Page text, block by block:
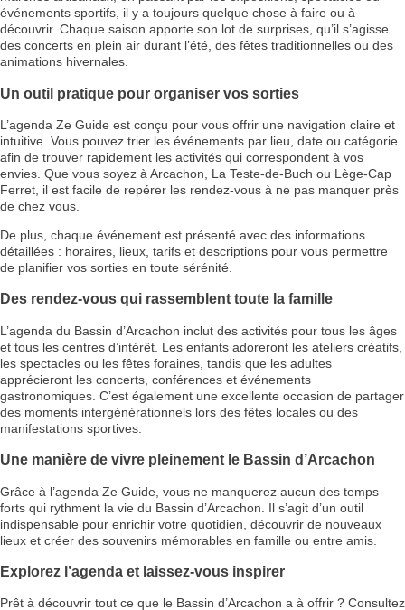
événements sportifs, il y a toujours quelque chose à faire ou à
découvrir. Chaque saison apporte son lot de surprises, qu’il s’agisse
des concerts en plein air durant l’été, des fêtes traditionnelles ou des
animations hivernales.
Un outil pratique pour organiser vos sorties
L’agenda Ze Guide est conçu pour vous offrir une navigation claire et
intuitive. Vous pouvez trier les événements par lieu, date ou catégorie
afin de trouver rapidement les activités qui correspondent à vos
envies. Que vous soyez à Arcachon, La Teste-de-Buch ou Lège-Cap
Ferret, il est facile de repérer les rendez-vous à ne pas manquer près
de chez vous.
De plus, chaque événement est présenté avec des informations
détaillées : horaires, lieux, tarifs et descriptions pour vous permettre
de planifier vos sorties en toute sérénité.
Des rendez-vous qui rassemblent toute la famille
L’agenda du Bassin d’Arcachon inclut des activités pour tous les âges
et tous les centres d’intérêt. Les enfants adoreront les ateliers créatifs,
les spectacles ou les fêtes foraines, tandis que les adultes
apprécieront les concerts, conférences et événements
gastronomiques. C’est également une excellente occasion de partager
des moments intergénérationnels lors des fêtes locales ou des
manifestations sportives.
Une manière de vivre pleinement le Bassin d’Arcachon
Grâce à l’agenda Ze Guide, vous ne manquerez aucun des temps
forts qui rythment la vie du Bassin d’Arcachon. Il s’agit d’un outil
indispensable pour enrichir votre quotidien, découvrir de nouveaux
lieux et créer des souvenirs mémorables en famille ou entre amis.
Explorez l’agenda et laissez-vous inspirer
Prêt à découvrir tout ce que le Bassin d’Arcachon a à offrir ? Consultez